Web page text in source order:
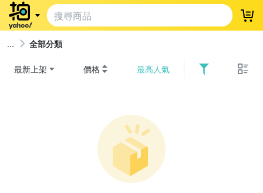
登
全部分類
最新上架 價格 最高人氣